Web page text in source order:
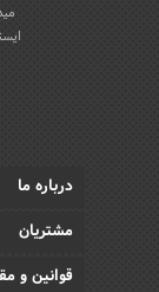
درباره ما
مشتریان
قوانین و